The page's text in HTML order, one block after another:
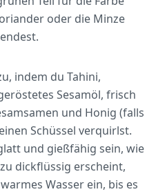
oder die Minze
indem du Tahini,
Sesamöl, frisch
und Honig (falls
Schüssel verquirlst.
und gießfähig sein, wie
dickflüssig erscheint,
Wasser ein, bis es